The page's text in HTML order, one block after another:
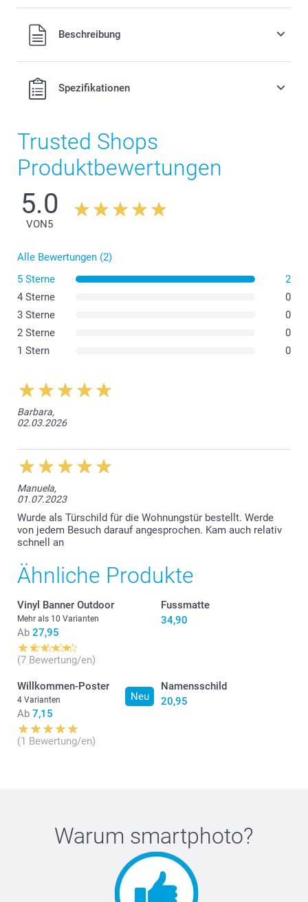
17,00/Stück
Alle Preise verstehen sich in EURO (€) inkl. MwSt. und zzgl.
Versandkosten.Beschreibung
Spezifikationen
Trusted Shops
Produktbewertungen
5.0
VON 5
Alle Bewertungen (2)
5 Sterne
2
4 Sterne
0
3 Sterne
0
2 Sterne
0
1 Stern
0
Barbara,
02.03.2026
Manuela,
01.07.2023
Wurde als Türschild für die Wohnungstür bestellt. Werde
von jedem Besuch darauf angesprochen. Kam auch relativ
schnell an
Ähnliche Produkte
Vinyl Banner Outdoor
Mehr als 10 Varianten
Ab 27,95
(7 Bewertung/en)
Fussmatte
34,90
Neu
Willkommen-Poster
4 Varianten
Ab 7,15
(1 Bewertung/en)
Namensschild
20,95
Warum smartphoto?